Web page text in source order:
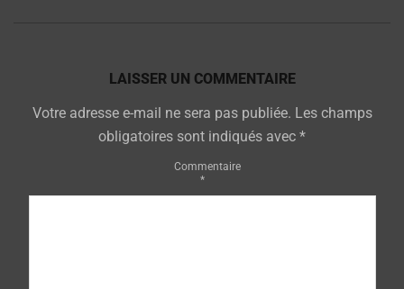
LAISSER UN COMMENTAIRE
Votre adresse e-mail ne sera pas publiée. Les champs
obligatoires sont indiqués avec *
Commentaire
*